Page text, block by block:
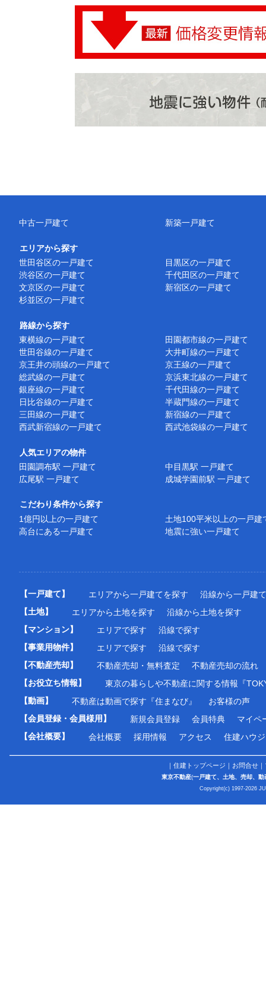
中古一戸建て 新築一戸建て
エリアから探す
世田谷区の一戸建て
目黒区の一戸建て
渋谷区の一戸建て
千代田区の一戸建て
文京区の一戸建て
新宿区の一戸建て
杉並区の一戸建て
路線から探す
東横線の一戸建て
田園都市線の一戸建て
世田谷線の一戸建て
大井町線の一戸建て
京王井の頭線の一戸建て
京王線の一戸建て
総武線の一戸建て
京浜東北線の一戸建て
銀座線の一戸建て
千代田線の一戸建て
日比谷線の一戸建て
半蔵門線の一戸建て
三田線の一戸建て
新宿線の一戸建て
西武新宿線の一戸建て
西武池袋線の一戸建て
人気エリアの物件
田園調布駅 一戸建て
中目黒駅 一戸建て
広尾駅 一戸建て
成城学園前駅 一戸建て
こだわり条件から探す
1億円以上の一戸建て
土地100平米以上の一戸建
高台にある一戸建て
地震に強い一戸建て
【一戸建て】 エリアから一戸建てを探す
沿線から一戸建
【土地】
エリアから土地を探す
沿線から土地を探す
【マンション】
エリアで探す
沿線で探す
【事業用物件】
エリアで探す
沿線で探す
【不動産売却】
不動産売却・無料査定
不動産売却の流れ
【お役立ち情報】
東京の暮らしや不動産に関する情報『
【動画】
不動産は動画で探す『住まなび』
お客様の声
【会員登録・会員様用】
新規会員登録 会員特典
マイペ
【会社概要】
会社概要 採用情報 アクセス 住建ハウ
｜ 住建トップページ ｜ お問合せ ｜
東京不動産(一戸建て、土地、売却、動
Copyright(c) 1997-2026